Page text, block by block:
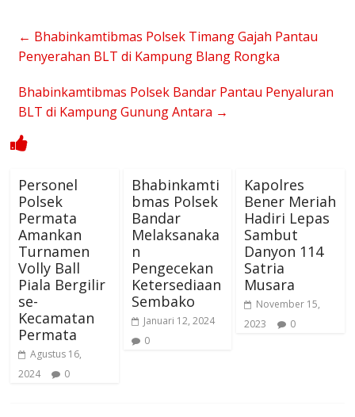
← Bhabinkamtibmas Polsek Timang Gajah Pantau
Penyerahan BLT di Kampung Blang Rongka
Bhabinkamtibmas Polsek Bandar Pantau Penyaluran
BLT di Kampung Gunung Antara →
Personel
Polsek
Permata
Amankan
Turnamen
Volly Ball
Piala Bergilir
se-
Kecamatan
Permata
Agustus 16,
2024
0
Bhabinkamti
bmas Polsek
Bandar
Melaksanaka
n
Pengecekan
Ketersediaan
Sembako
Januari 12, 2024
0
Kapolres
Bener Meriah
Hadiri Lepas
Sambut
Danyon 114
Satria
Musara
November 15,
2023
0